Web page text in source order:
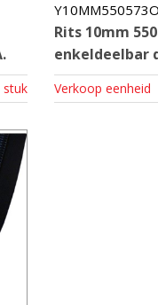
stuk
Rits 10mm
enkeldeelbar
Verkoop eenheid